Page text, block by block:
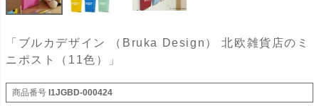
「ブルカデザイン （Bruka Design） 北欧雑貨店のミ
ニポスト（11色）」
商品番号 I1JGBD-000424